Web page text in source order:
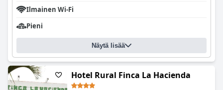
Ilmainen Wi-Fi
Pieni
Näytä lisää
Hotel Rural Finca La Hacienda